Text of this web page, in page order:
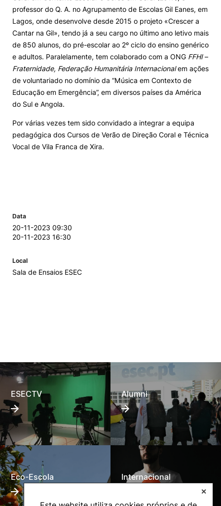
✕
professor do Q. A. no Agrupamento de Escolas Gil Eanes, em
Lagos, onde desenvolve desde 2015 o projeto «Crescer a
Cantar na Gil», tendo já a seu cargo no último ano letivo mais
de 850 alunos, do pré-escolar ao 2º ciclo do ensino genérico
e adultos. Paralelamente, tem colaborado com a ONG FFHI–
Fraternidade, Federação Humanitária Internacionalem ações
de voluntariado no domínio da “Música em Contexto de
Educação em Emergência”, em diversos países da América
do Sul e Angola.
Por várias vezes tem sido convidado a integrar a equipa
pedagógica dos Cursos de Verão de Direção Coral e Técnica
Vocal de Vila Franca de Xira.
Data
20-11-2023 09:30
20-11-2023 16:30
Local
Sala de Ensaios ESEC
ESECTV Alumni
Eco-Escola Internacional